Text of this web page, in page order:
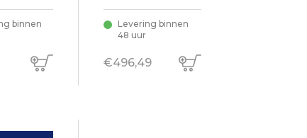
op
artificile
binnen
Levering binnen
48 uur
€496,49